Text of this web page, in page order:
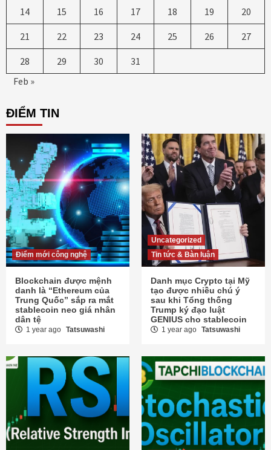
14 15 16 17 18 19 20
21 22 23 24 25 26 27
28 29 30
31
Feb »
ĐIỂM TIN
Điểm mới công nghệ
Blockchain được mệnh
danh là “Ethereum của
Trung Quốc” sắp ra mắt
stablecoin neo giá nhân
dân tệ
1 year ago Tatsuwashi
Uncategorized
Tin tức & Bàn luận
Danh mục Crypto tại Mỹ
tạo được nhiều chú ý
sau khi Tổng thống
Trump ký đạo luật
GENIUS cho stablecoin
1 year ago Tatsuwashi